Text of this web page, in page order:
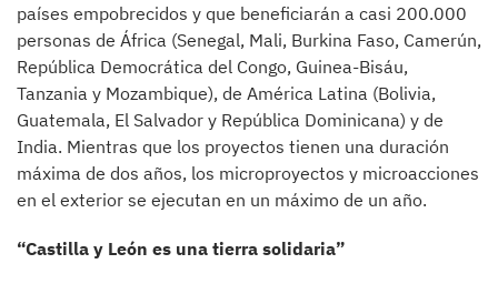
países empobrecidos y que beneficiarán a casi 200.000
personas de África (Senegal, Mali, Burkina Faso, Camerún,
República Democrática del Congo, Guinea-Bisáu,
Tanzania y Mozambique), de América Latina (Bolivia,
Guatemala, El Salvador y República Dominicana) y de
India. Mientras que los proyectos tienen una duración
máxima de dos años, los microproyectos y microacciones
en el exterior se ejecutan en un máximo de un año.
“Castilla y León es una tierra solidaria”